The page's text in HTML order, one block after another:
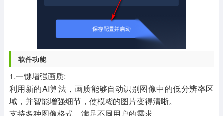
软件功能
1.一键增强画质:
利用新的AI算法，画质能够自动识别图像中的低分辨率区
域，并智能增强细节，使模糊的图片变得清晰。
支持多种图像格式，满足不同用户的需求。